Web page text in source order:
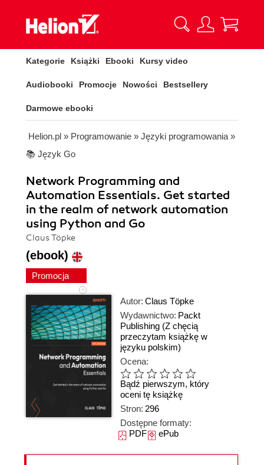
Kategorie Książki Ebooki Kursy video
Audiobooki Promocje Nowości Bestsellery
Darmowe ebooki
Helion.pl » Programowanie » Języki programowania »
📚 Język Go
Network Programming and
Automation Essentials. Get started
in the realm of network automation
using Python and Go
Claus Töpke
(ebook)
Promocja
Autor: Claus Töpke
Wydawnictwo: Packt
Publishing (Z chęcią
przeczytam książkę w
języku polskim)
Ocena:
Bądź pierwszym, który
oceni tę książkę
Stron: 296
Dostępne formaty:
PDFePub